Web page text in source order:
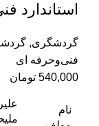
استاندارد
گردشگری,
فنی‌وحرفه‌ ای
540,000 تومان
نام